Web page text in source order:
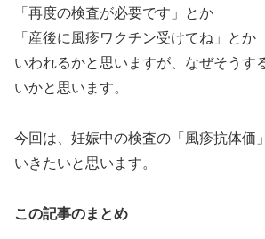
「再度の検査が必要です」とか
「産後に風疹ワクチン受けてね」とか
いわれるかと思いますが、なぜそうす
いかと思います。
今回は、妊娠中の検査の「風疹抗体価
いきたいと思います。
この記事のまとめ